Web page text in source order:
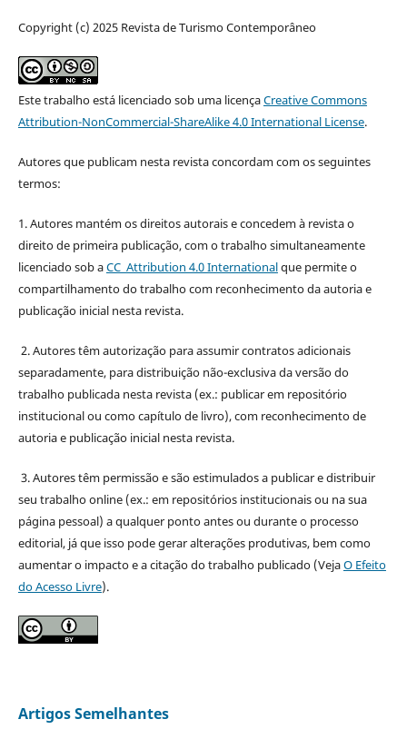
Copyright (c) 2025 Revista de Turismo Contemporâneo
Este trabalho está licenciado sob uma licençaCreative Commons
Attribution-NonCommercial-ShareAlike 4.0 International License.
Autores que publicam nesta revista concordam com os seguintes
termos:
1. Autores mantém os direitos autorais e concedem à revista o
direito de primeira publicação, com o trabalho simultaneamente
licenciado sob aCC Attribution 4.0 Internationalque permite o
compartilhamento do trabalho com reconhecimento da autoria e
publicação inicial nesta revista.
2. Autores têm autorização para assumir contratos adicionais
separadamente, para distribuição não-exclusiva da versão do
trabalho publicada nesta revista (ex.: publicar em repositório
institucional ou como capítulo de livro), com reconhecimento de
autoria e publicação inicial nesta revista.
3. Autores têm permissão e são estimulados a publicar e distribuir
seu trabalho online (ex.: em repositórios institucionais ou na sua
página pessoal) a qualquer ponto antes ou durante o processo
editorial, já que isso pode gerar alterações produtivas, bem como
aumentar o impacto e a citação do trabalho publicado (VejaO Efeito
do Acesso Livre).
Artigos Semelhantes